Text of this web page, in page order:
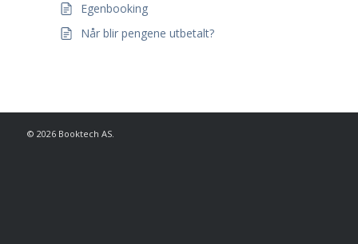
Egenbooking
Når blir pengene utbetalt?
© 2026Booktech AS.